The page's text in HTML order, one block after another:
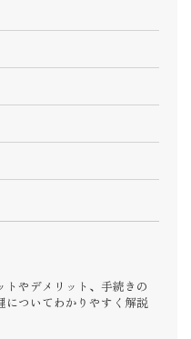
トやデメリット、手続きの
についてわかりやすく解説